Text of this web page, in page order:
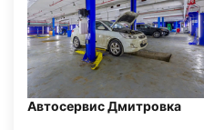
Автосервис Дмитровка